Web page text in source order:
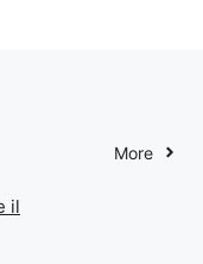
More
il